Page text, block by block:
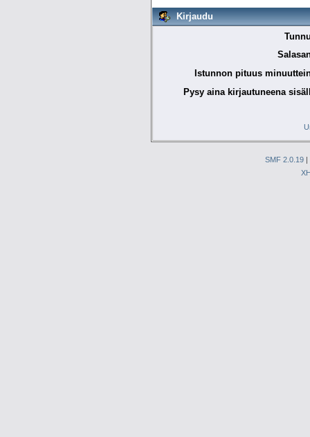
Kirjaudu
Istunnon pituus
Pysy aina kirjautuneena
SMF 2.0.19